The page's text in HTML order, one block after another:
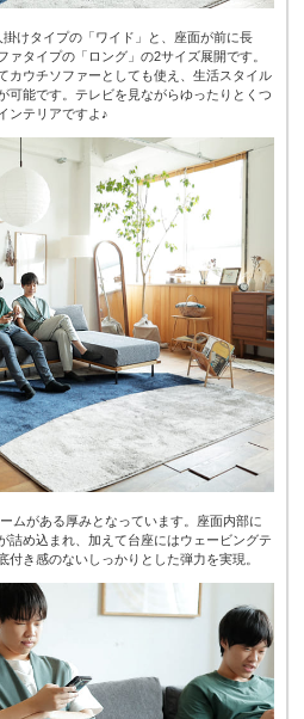
けタイプの「ワイド」と、座面が前に長
ァタイプの「ロング」の2サイズ展開です。
カウチソファーとしても使え、生活スタイル
可能です。テレビを見ながらゆったりとくつ
ンテリアですよ♪
ムがある厚みとなっています。座面内部に
詰め込まれ、加えて台座にはウェービングテ
付き感のないしっかりとした弾力を実現。